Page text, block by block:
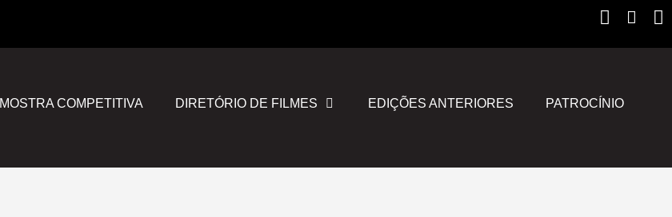
MOSTRA COMPETITIVA DIRETÓRIO DE FILMES EDIÇÕES ANTERIORES PATROCÍNIO